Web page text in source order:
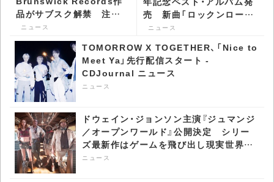
品がサブスク解禁 注目
はMUROによるMIX CD -
CDJournal ニュース
ニュース
売 新曲「ロックンロー
ル」MV公開 - CDJournal
ニュース
TOMORROW X TOGETHER、「Nice to
Meet Ya」先行配信スタート -
CDJournal ニュース
ニュース
ドウェイン・ジョンソン主演『ジュマンジ
／オープンワールド』公開決定 シリー
ズ最新作はゲームを飛び出し現実世界へ
- CDJournal ニュース
ニュース